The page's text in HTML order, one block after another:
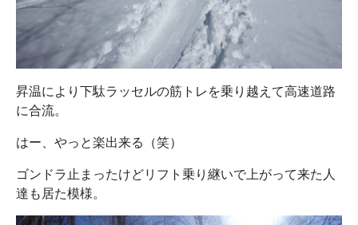
昇温により下駄ラッセルの筋トレを乗り越えて高速道路
に合流。
はー、やっと楽出来る（笑）
ゴンドラ止まったけどリフト乗り継いで上がって来た人
達も居た模様。